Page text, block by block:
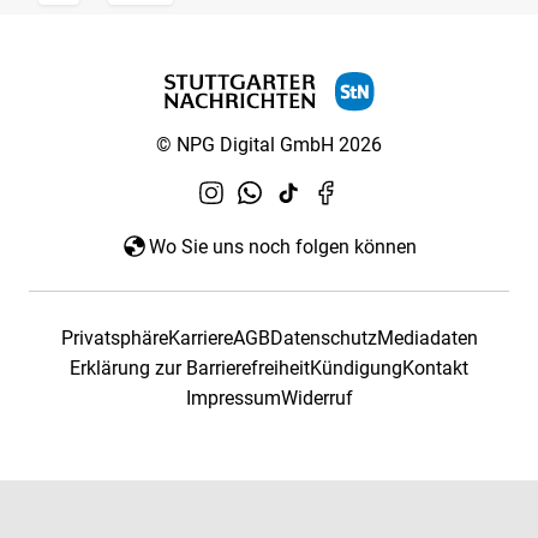
© NPG Digital GmbH 2026
Wo Sie uns noch folgen können
PrivatsphäreKarriereAGBDatenschutzMediadaten
Erklärung zur BarrierefreiheitKündigungKontakt
ImpressumWiderruf